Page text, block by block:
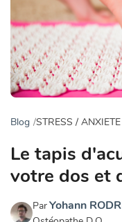
Blog STRESS /
Le tapis
votre dos et
ParYohann